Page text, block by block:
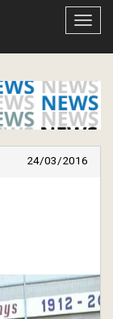
Obrir
24/03/2016